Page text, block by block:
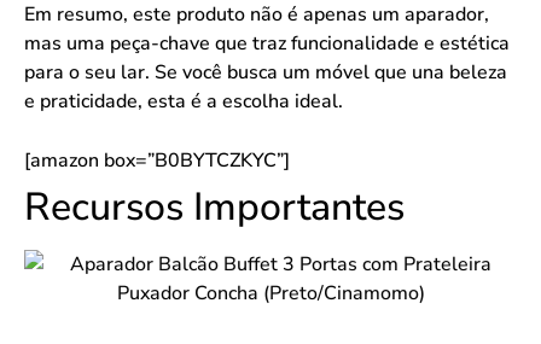
Em resumo, este produto não é apenas um aparador,
mas uma peça-chave que traz funcionalidade e estética
para o seu lar. Se você busca um móvel que una beleza
e praticidade, esta é a escolha ideal.
[amazon box=”B0BYTCZKYC”]
Recursos Importantes